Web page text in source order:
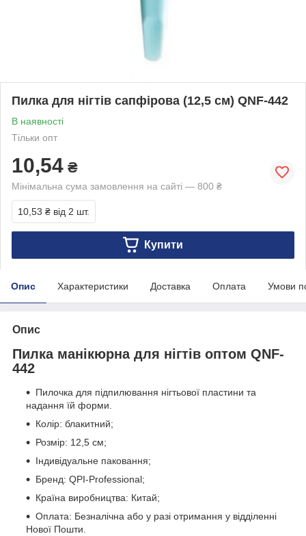
Пилка для нігтів сапфірова (12,5 см) QNF-442
В наявності
Тільки опт
10,54 ₴
Мінімальна сума замовлення на сайті — 800 ₴
10,53 ₴ від 2 шт.
Купити
Опис Характеристики Доставка Оплата Умови
Опис
Пилка манікюрна для нігтів оптом QNF-
442
Пилочка для підпилювання нігтьової пластини та
надання їй форми.
Колір: блакитний;
Розмір: 12,5 см;
Індивідуальне паковання;
Бренд: QPI-Professional;
Країна виробництва: Китай;
Оплата: Безналічна або у разі отримання у відділенні
Нової Пошти.